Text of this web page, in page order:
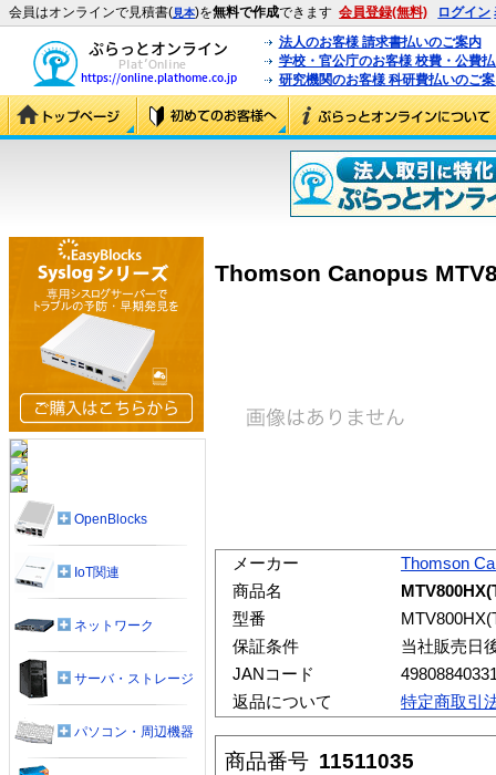
会員はオンラインで見積書(見本)を無料で作成できます 会員登録(無料) ログイン
法人のお客様 請求書払いのご案内
学校・官公庁のお客様 校費・公費
研究機関のお客様 科研費払いのご
Thomson Canopus
メーカー
Thomson
商品名
型番
保証条件
当社販売日
JANコード
返品について
特定商取引
商品番号 11511035
OpenBlocks
IoT関連
ネットワーク
サーバ・ストレージ
パソコン・周辺機器